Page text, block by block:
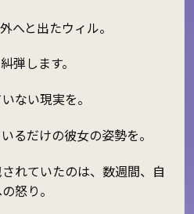
へと出たウィル。
弾します。
ない現実を。
るだけの彼女の姿勢を。
れていたのは、数週間、自
怒り。